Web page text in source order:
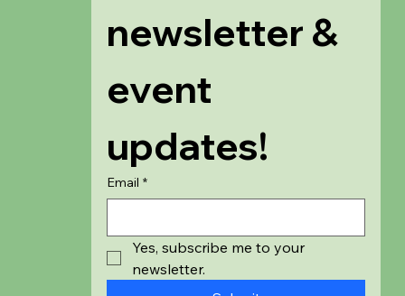
newsletter &
event
updates!
Email *
Yes, subscribe me to your
newsletter.